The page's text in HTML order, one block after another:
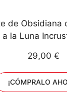
de Obsidiana
a la Luna
29,00 €
¡CÓMPRALO